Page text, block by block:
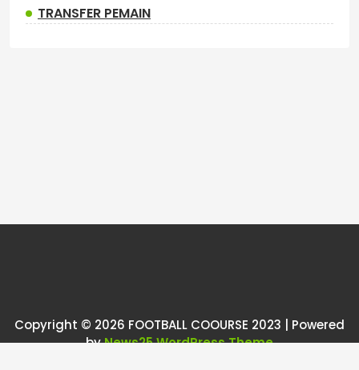
TRANSFER PEMAIN
Copyright © 2026 FOOTBALL COOURSE 2023 | Powered
byNews25 WordPress Theme